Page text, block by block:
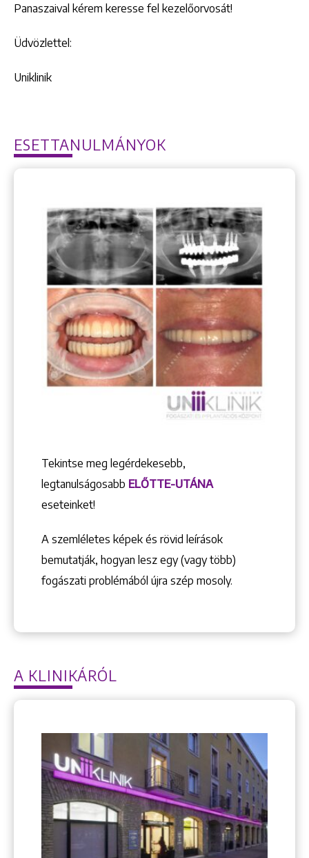
Panaszaival kérem keresse fel kezelőorvosát!
Üdvözlettel:
Uniklinik
ESETTANULMÁNYOK
Tekintse meg legérdekesebb,
legtanulságosabb ELŐTTE-UTÁNA
eseteinket!
A szemléletes képek és rövid leírások
bemutatják, hogyan lesz egy (vagy több)
fogászati problémából újra szép mosoly.
A KLINIKÁRÓL